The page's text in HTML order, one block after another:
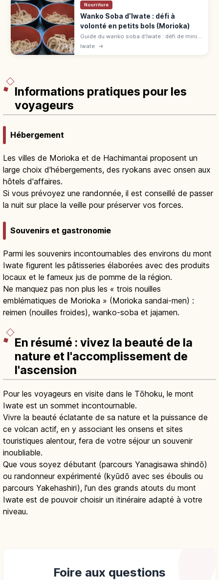
Nourriture
Wanko Soba d’Iwate : défi à
volonté en petits bols (Morioka)
Guide du wanko soba d'Iwate : défi de mini-
bols à volonté, bonnes adresses comme
Iwate →
Informations pratiques pour les
voyageurs
Hébergement
Les villes de Morioka et de Hachimantai proposent un
large choix d'hébergements, des ryokans avec onsen aux
hôtels d'affaires.
Si vous prévoyez une randonnée, il est conseillé de passer
la nuit sur place la veille pour préserver vos forces.
Souvenirs et gastronomie
Parmi les souvenirs incontournables des environs du mont
Iwate figurent les pâtisseries élaborées avec des produits
locaux et le fameux jus de pomme de la région.
Ne manquez pas non plus les « trois nouilles
emblématiques de Morioka » (Morioka sandai-men) :
reimen (nouilles froides), wanko-soba et jajamen.
En résumé : vivez la beauté de la
nature et l'accomplissement de
l'ascension
Pour les voyageurs en visite dans le Tōhoku, le mont
Iwate est un sommet incontournable.
Vivre la beauté éclatante de sa nature et la puissance de
ce volcan actif, en y associant les onsens et sites
touristiques alentour, fera de votre séjour un souvenir
inoubliable.
Que vous soyez débutant (parcours Yanagisawa shindō)
ou randonneur expérimenté (kyūdō avec ses éboulis ou
parcours Yakehashiri), l'un des grands atouts du mont
Iwate est de pouvoir choisir un itinéraire adapté à votre
niveau.
Foire aux questions